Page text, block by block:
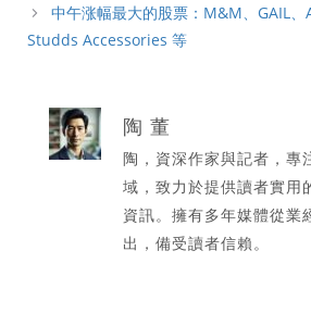
中午涨幅最大的股票：M&M、GAIL
Studds Accessories 等
陶 董
陶，資深作家與記者，專
域，致力於提供讀者實用
資訊。擁有多年媒體從業
出，備受讀者信賴。